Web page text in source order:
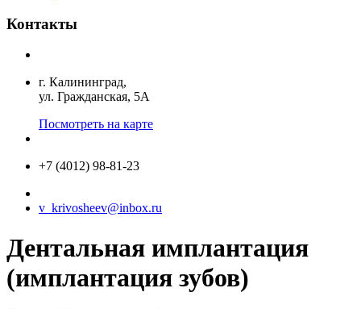
Контакты
г. Калининград,
ул. Гражданская, 5А
Посмотреть на карте
+7 (4012) 98-81-23
v_krivosheev@inbox.ru
Дентальная имплантация
(имплантация зубов)